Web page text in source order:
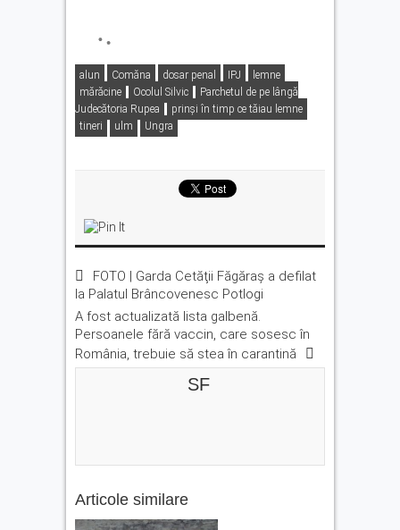
alun Comăna dosar penal IPJ
lemne
mărăcine
Ocolul Silvic
Parchetul de pe lângă
Judecătoria Rupea
prinși în timp ce tăiau lemne
tineri
ulm Ungra
FOTO | Garda Cetăţii Făgăraş a defilat
la Palatul Brâncovenesc Potlogi
A fost actualizată lista galbenă.
Persoanele fără vaccin, care sosesc în
România, trebuie să stea în carantină
SF
Articole similare